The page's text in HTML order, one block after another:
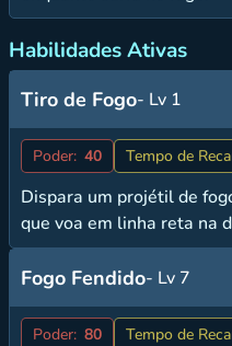
Habilidades Ativas
Tiro de Fogo- Lv 1
Poder: 40 Tempo de
Dispara um projétil de
que voa em linha reta na
Fogo Fendido- Lv 7
Poder: 80 Tempo de